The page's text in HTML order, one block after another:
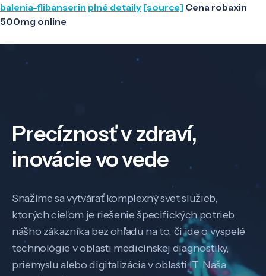
balenia-flibanserin plné detaily [source] Cena robaxin
500mg online
Precíznosť v zdraví,
inovácie vo vede
Snažíme sa vytvárať komplexný svet služieb,
ktorých cieľom je riešenie špecifických potrieb
nášho zákazníka bez ohľadu na to, či ide o vyspelé
technológie v oblasti medicínskej diagnostiky,
priemyslu alebo digitalizácia v oblasti IT. Naša